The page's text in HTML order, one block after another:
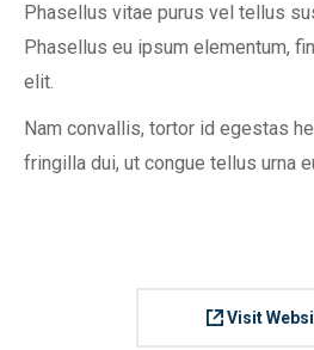
Phasellus vitae purus vel tellus
Phasellus eu ipsum elementum,
elit.
Nam convallis, tortor id egestas
fringilla dui, ut congue tellus urna
Visit